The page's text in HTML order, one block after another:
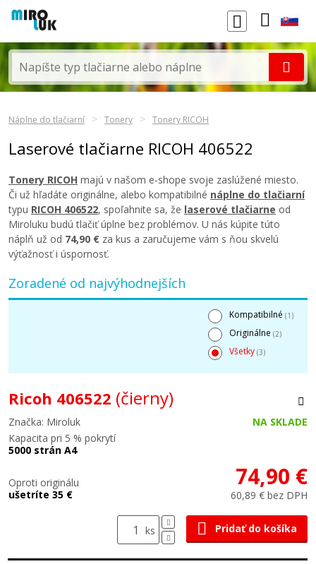
Náplne do tlačiarní Tonery Tonery RICOH
Laserové tlačiarne RICOH 406522
Tonery RICOH majú v našom e-shope svoje zaslúžené miesto.
Či už hľadáte originálne, alebo kompatibilné náplne do tlačiarní
typu RICOH 406522, spoľahnite sa, že laserové tlačiarne od
Miroluku budú tlačiť úplne bez problémov. U nás kúpite túto
náplň už od 74,90 € za kus a zaručujeme vám s ňou skvelú
výťažnosť i úspornosť.
Zoradené od najvýhodnejších
Kompatibilné (1)
Originálne (2)
Všetky (3)
Ricoh 406522 (čierny)
Značka: Miroluk
NA SKLADE
Kapacita pri 5 % pokrytí
5000 strán A4
Oproti originálu
ušetríte 35 €
74,90 €
60,89 € bez DPH
ks Pridať do košíka